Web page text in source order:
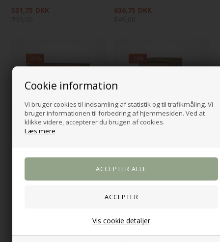
Cookie information
Vi bruger cookies til indsamling af statistik og til trafikmåling. Vi
bruger informationen til forbedring af hjemmesiden. Ved at
klikke videre, accepterer du brugen af cookies.
Læs mere
Vis cookie detaljer
531,75 DKK
636,75 DKK
-25%
576,75
-25%
-25%